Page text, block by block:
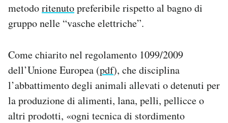
metodoritenutopreferibile rispetto al bagno di
gruppo nelle “vasche elettriche”.
Come chiarito nel regolamento 1099/2009
dell’Unione Europea (pdf), che disciplina
l’abbattimento degli animali allevati o detenuti per
la produzione di alimenti, lana, pelli, pellicce o
altri prodotti, «ogni tecnica di stordimento